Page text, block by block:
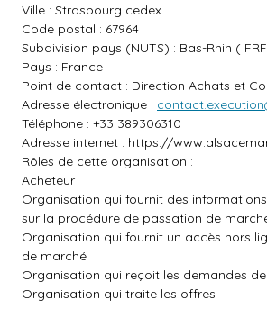
Ville : Strasbourg cedex
Code postal : 67964
Subdivision pays (NUTS) : Bas-Rhin (
Pays : France
Point de contact : Direction Achats et
Adresse électronique :
Téléphone : +33 389306310
Adresse internet : https://
Rôles de cette organisation :
Acheteur
Organisation qui fournit des
sur la procédure de passation de
Organisation qui fournit un accès hors
de marché
Organisation qui reçoit les demandes
Organisation qui traite les offres